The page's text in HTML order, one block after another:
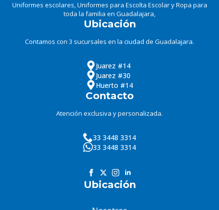
Uniformes escolares, Uniformes para Escolta Escolar y Ropa para
toda la familia en Guadalajara,
Ubicación
Contamos con 3 sucursales en la ciudad de Guadalajara.
Juarez #14
Juarez #30
Huerto #14
Contacto
Atención exclusiva y personalizada.
33 3448 3314
33 3448 3314
Ubicación